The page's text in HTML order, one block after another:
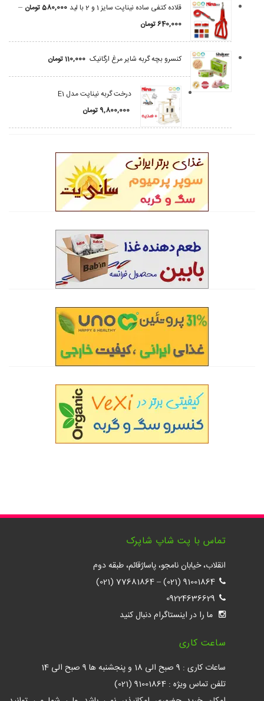
قلاده کتفی ساده نیناپت سایز 1 و 2 با لید 580,000تومان –
640,000تومان
کنسرو بچه گربه شایر مرغ ارگانیک 110,000تومان
درخت گربه نیناپت مدل E1
9,800,000 تومان
تماس با پت شاپ شاپرک
انقلاب، خیابان نامجو، پاساژقائم، طبقه دوم
91001864 (021)
–
77681864 (021)
09224636629
ما را در اینستاگرام دنبال کنید
ساعت کاری
ساعات کاری : 9 صبح الی 18 و پنجشنبه ها 9 صبح الی 14
تلفن تماس ویژه : 91001864 (021)